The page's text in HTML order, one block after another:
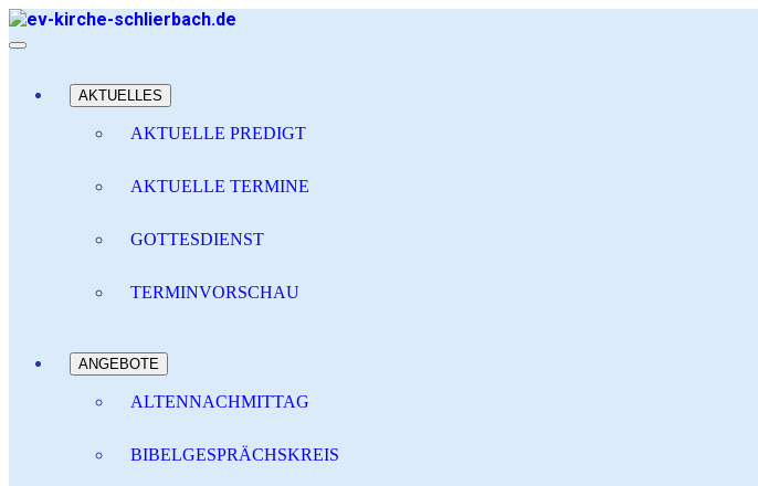
AKTUELLES
AKTUELLE PREDIGT
AKTUELLE TERMINE
GOTTESDIENST
TERMINVORSCHAU
ANGEBOTE
ALTENNACHMITTAG
BIBELGESPRÄCHSKREIS